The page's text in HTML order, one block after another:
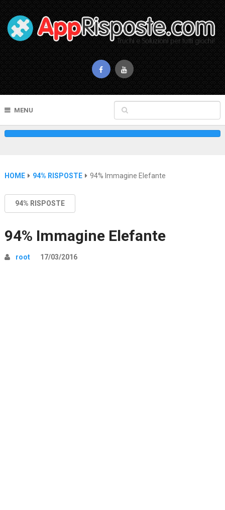
MENU
HOME 94% RISPOSTE 94% Immagine Elefante
94% RISPOSTE
94% Immagine Elefante
root 17/03/2016